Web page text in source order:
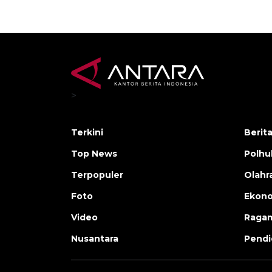
>
Terkini
Top News
Terpopuler
Foto
Video
Nusantara